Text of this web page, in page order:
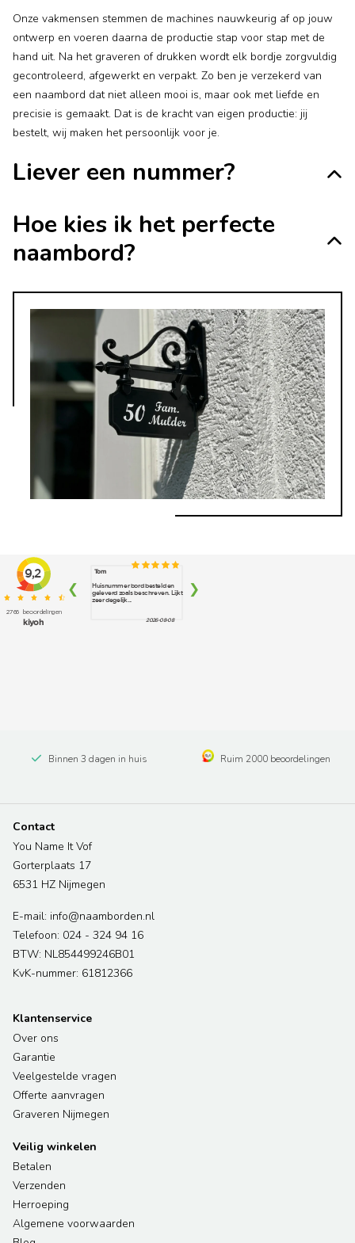
Onze vakmensen stemmen de machines nauwkeurig af op jouw
ontwerp en voeren daarna de productie stap voor stap met de
hand uit. Na het graveren of drukken wordt elk bordje zorgvuldig
gecontroleerd, afgewerkt en verpakt. Zo ben je verzekerd van
een naambord dat niet alleen mooi is, maar ook met liefde en
precisie is gemaakt. Dat is de kracht van eigen productie: jij
bestelt, wij maken het persoonlijk voor je.
Liever een nummer?
Hoe kies ik het perfecte
naambord?
Binnen 3 dagen in huis Ruim 2000 beoordelingen
Contact
You Name It Vof
Gorterplaats 17
6531 HZ Nijmegen
E-mail: info@naamborden.nl
Telefoon: 024 - 324 94 16
BTW: NL854499246B01
KvK-nummer: 61812366
Klantenservice
Over ons
Garantie
Veelgestelde vragen
Offerte aanvragen
Graveren Nijmegen
Veilig winkelen
Betalen
Verzenden
Herroeping
Algemene voorwaarden